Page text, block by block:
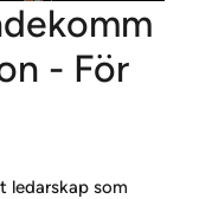
- För
ledarskap som